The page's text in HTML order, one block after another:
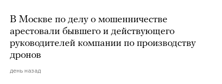
В Москве по делу о мошенничестве
арестовали бывшего и действующего
руководителей компании по производству
дронов
день назад